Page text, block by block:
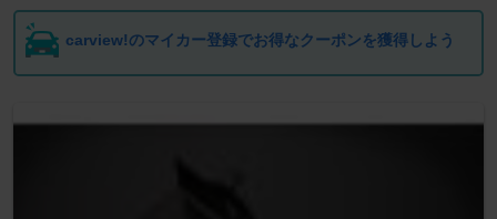
carview!のマイカー登録でお得なクーポンを獲得しよう